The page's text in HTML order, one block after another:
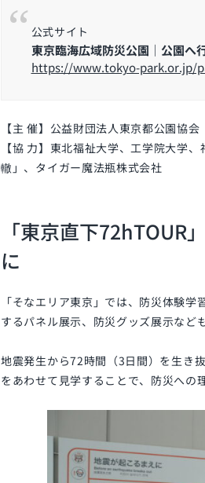
公式サイト
東京臨海広域防災公園｜公園へ
https://www.tokyo-park.or.jp/
【主 催】公益財団法人東京都公園協会
【協 力】東北福祉大学、工学院大学
轍」、タイガー魔法瓶株式会社
「東京直下
に
「そなエリア東京」では、防災体験
するパネル展示、防災グッズ展示など
地震発生から72時間（3日間）を生き
をあわせて見学することで、防災への